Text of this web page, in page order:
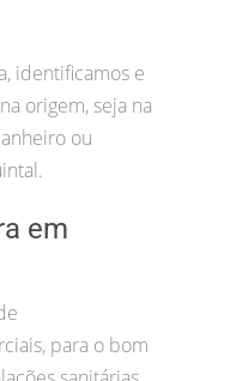
identificamos e
origem, seja na
ou
em
para o bom